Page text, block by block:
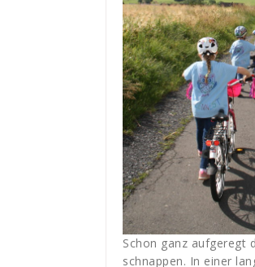
Schon ganz aufgeregt
schnappen. In einer